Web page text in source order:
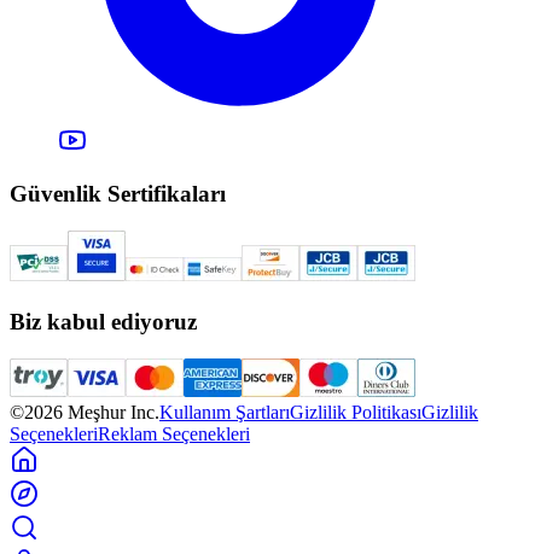
Güvenlik Sertifikaları
Biz kabul ediyoruz
©2026 Meşhur Inc.Kullanım ŞartlarıGizlilik PolitikasıGizlilik
SeçenekleriReklam Seçenekleri